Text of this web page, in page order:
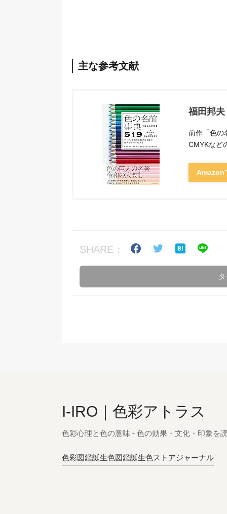
主な参考文献
福田邦
前作「色の
CMYKなど
Amazon
SHARE：
I-IRO｜色彩アトラス
色彩心理と色の意味 - 色の効果・文化・印象を
色彩図鑑誕生色図鑑誕生色ストアジャーナル